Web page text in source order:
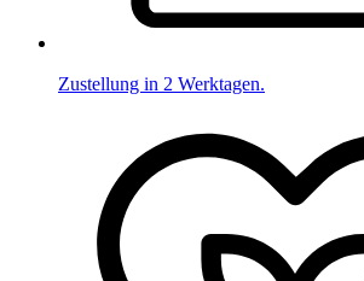
Zustellung in 2 Werktagen.